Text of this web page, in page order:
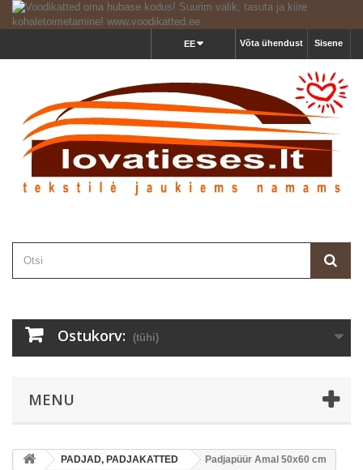
Sisene
Võta ühendust
EE
Ostukorv: (tühi)
MENU
PADJAD, PADJAKATTED Padjapüür Amal 50x60 cm